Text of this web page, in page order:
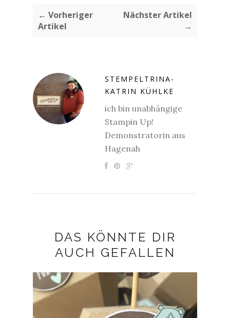
← Vorheriger
Artikel
Nächster Artikel
→
STEMPELTRINA-
KATRIN KÜHLKE
ich bin unabhängige
Stampin Up!
Demonstratorin aus
Hagenah
DAS KÖNNTE DIR
AUCH GEFALLEN